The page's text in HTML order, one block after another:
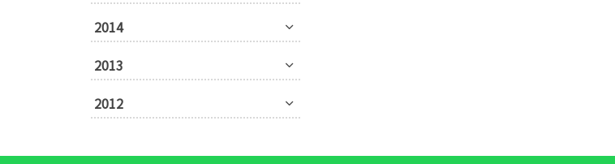
2014
2013
2012